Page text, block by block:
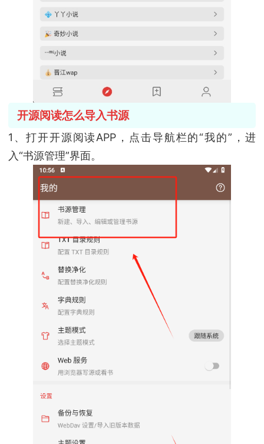
开源阅读怎么导入书源
1、打开开源阅读APP，点击导航栏的“我的”，进
入“书源管理”界面。